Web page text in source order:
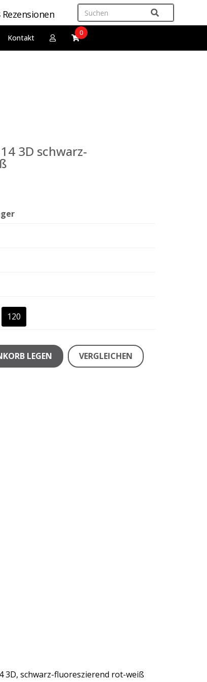
Rezensionen
Kontakt
0
3D schwarz-
120
LEGEN VERGLEICHEN
3D, schwarz-fluoreszierend rot-weiß